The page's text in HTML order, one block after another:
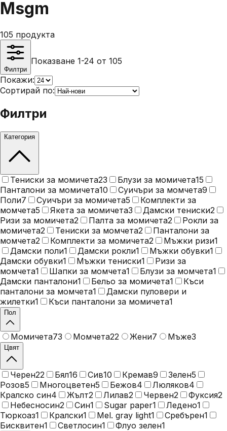
Msgm
105 продукта
Филтри
Показване 1-24 от 105
Покажи:
Сортирай по:
Филтри
Категория
Тениски за момичета23 Блузи за момичета15
Панталони за момичета10 Суичъри за момчета9
Поли7 Суичъри за момичета5
Комплекти за
момчета5 Якета за момичета3 Дамски тениски2
Ризи за момичета2 Палта за момичета2
Рокли за
момичета2 Тениски за момчета2
Панталони за
момчета2 Комплекти за момичета2 Мъжки ризи1
Дамски поли1 Дамски рокли1 Мъжки обувки1
Дамски обувки1 Мъжки тениски1
Ризи за
момчета1 Шапки за момчета1 Блузи за момчета1
Дамски панталони1 Бельо за момичета1
Къси
панталони за момчета1
Дамски пуловери и
жилетки1 Къси панталони за момичета1
Пол
Момичета73 Момчета22 Жени7 Мъже3
Цвят
Черен22 Бял16 Сив10 Кремав9 Зелен5
Розов5 Многоцветен5 Бежов4 Люляков4
Кралско син4 Жълт2 Лилав2 Червен2 Фуксия2
Небесносин2 Син1 Sugar paper1 Ледено1
Тюркоаз1 Кралски1 Mel. gray light1 Сребърен1
Бисквитен1 Светлосин1 Флуо зелен1